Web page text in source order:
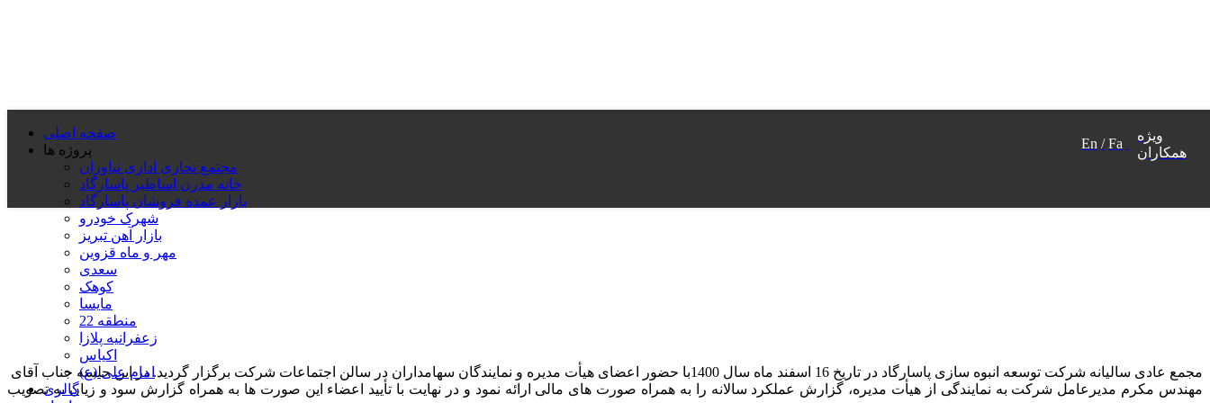
En / Fa
ویژه
همکاران
صفحه اصلی
پروژه ها
مجتمع تجاری اداری نیاوران
خانه مدرن اساطیر پاسارگاد
بازار عمده فروشان پاسارگاد
شهرک خودرو
بازار آهن تبریز
مهر و ماه قزوین
سعدی
کوهک
مایسا
منطقه 22
زعفرانیه پلازا
اکیاس
امام علی (ع)
گالری
مجمع عادی سالیانه شرکت توسعه انبوه سازی پاسارگاد در تاریخ 16 اسفند ماه سال 1400با حضور اعضای هیأت مدیره و نمایندگان سهامداران در سالن اجتماعات شرکت برگزار گردید. در این جلسه جناب آقای
مهندس مکرم مدیرعامل شرکت به نمایندگی از هیأت مدیره، گزارش عملکرد سالانه را به همراه صورت های مالی ارائه نمود و در نهایت با تأیید اعضاء این صورت ها به همراه گزارش سود و زیان به تصویب